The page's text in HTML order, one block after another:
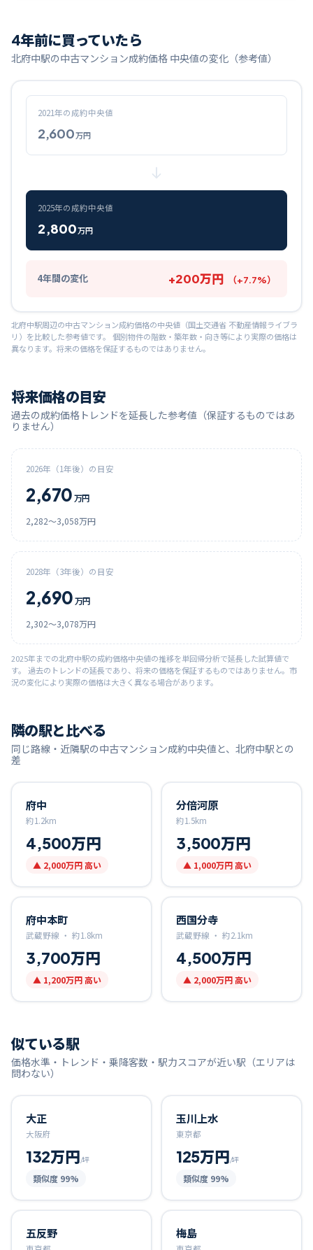
4年前に買っていたら
北府中駅の中古マンション成約価格 中央値の変化（参考値）
2021年の成約中央値
2,600万円
2025年の成約中央値
2,800万円
4年間の変化 +200万円 （+7.7%）
北府中駅周辺の中古マンション成約価格の中央値（国土交通省 不動産情報ライブラ
リ）を比較した参考値です。 個別物件の階数・築年数・向き等により実際の価格は
異なります。将来の価格を保証するものではありません。
将来価格の目安
過去の成約価格トレンドを延長した参考値（保証するものではあ
りません）
2026年（1年後）の目安
2,670 万円
2,282〜3,058万円
2028年（3年後）の目安
2,690 万円
2,302〜3,078万円
2025年までの北府中駅の成約価格中央値の推移を単回帰分析で延長した試算値で
す。 過去のトレンドの延長であり、将来の価格を保証するものではありません。市
況の変化により実際の価格は大きく異なる場合があります。
隣の駅と比べる
同じ路線・近隣駅の中古マンション成約中央値と、 北府中駅との
差
府中
約1.2km
4,500万円
▲ 2,000万円高い
分倍河原
約1.5km
3,500万円
▲ 1,000万円高い
府中本町
武蔵野線 ・ 約1.8km
3,700万円
▲ 1,200万円高い
西国分寺
武蔵野線 ・ 約2.1km
4,500万円
▲ 2,000万円高い
似ている駅
価格水準・トレンド・乗降客数・駅力スコアが近い駅（エリアは
問わない）
大正
大阪府
132万円/坪
類似度 99%
玉川上水
東京都
125万円/坪
類似度 99%
五反野 梅島